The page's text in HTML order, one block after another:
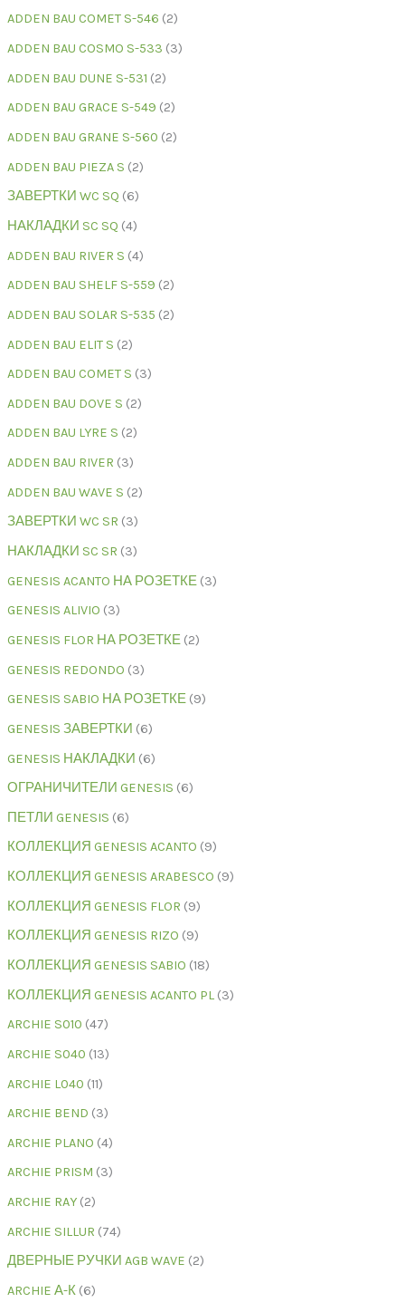
ADDEN BAU COMET S-546 2
ADDEN BAU COSMO S-533 3
ADDEN BAU DUNE S-531 2
ADDEN BAU GRACE S-549 2
ADDEN BAU GRANE S-560 2
ADDEN BAU PIEZA S 2
ЗАВЕРТКИ WC SQ 6
НАКЛАДКИ SC SQ 4
ADDEN BAU RIVER S 4
ADDEN BAU SHELF S-559 2
ADDEN BAU SOLAR S-535 2
ADDEN BAU ELIT S 2
ADDEN BAU COMET S 3
ADDEN BAU DOVE S 2
ADDEN BAU LYRE S 2
ADDEN BAU RIVER 3
ADDEN BAU WAVE S 2
ЗАВЕРТКИ WC SR 3
НАКЛАДКИ SC SR 3
GENESIS ACANTO НА РОЗЕТКЕ 3
GENESIS ALIVIO 3
GENESIS FLOR НА РОЗЕТКЕ 2
GENESIS REDONDO 3
GENESIS SABIO НА РОЗЕТКЕ 9
GENESIS ЗАВЕРТКИ 6
GENESIS НАКЛАДКИ 6
ОГРАНИЧИТЕЛИ GENESIS 6
ПЕТЛИ GENESIS 6
КОЛЛЕКЦИЯ GENESIS ACANTO 9
КОЛЛЕКЦИЯ GENESIS ARABESCO 9
КОЛЛЕКЦИЯ GENESIS FLOR 9
КОЛЛЕКЦИЯ GENESIS RIZO 9
КОЛЛЕКЦИЯ GENESIS SABIO 18
КОЛЛЕКЦИЯ GENESIS ACANTO PL 3
ARCHIE S010 47
ARCHIE S040 13
ARCHIE L040 11
ARCHIE BEND 3
ARCHIE PLANO 4
ARCHIE PRISM 3
ARCHIE RAY 2
ARCHIE SILLUR 74
ДВЕРНЫЕ РУЧКИ AGB WAVE 2
ARCHIE А-К 6